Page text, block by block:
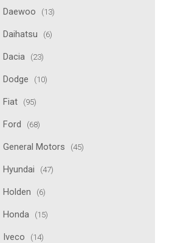
Daewoo (13)
Daihatsu (6)
Dacia (23)
Dodge (10)
Fiat (95)
Ford (68)
General Motors (45)
Hyundai (47)
Holden (6)
Honda (15)
Iveco (14)